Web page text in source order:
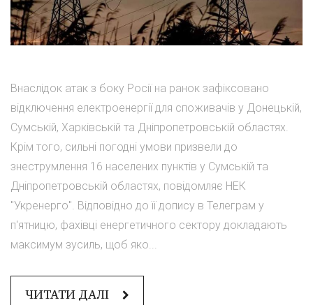
Внаслідок атак з боку Росії на ранок зафіксовано
відключення електроенергії для споживачів у Донецькій,
Сумській, Харківській та Дніпропетровській областях.
Крім того, сильні погодні умови призвели до
знеструмлення 16 населених пунктів у Сумській та
Дніпропетровській областях, повідомляє НЕК
"Укренерго". Відповідно до її допису в Телеграм у
п'ятницю, фахівці енергетичного сектору докладають
максимум зусиль, щоб яко...
ЧИТАТИ ДАЛІ